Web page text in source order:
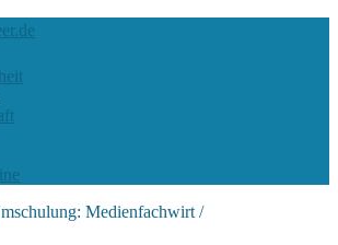
Medienfachwirt /